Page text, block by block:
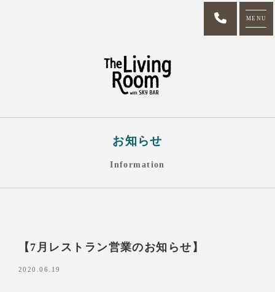
MENU
お知らせ
Information
【7月レストラン営業のお知らせ】
2020.06.19